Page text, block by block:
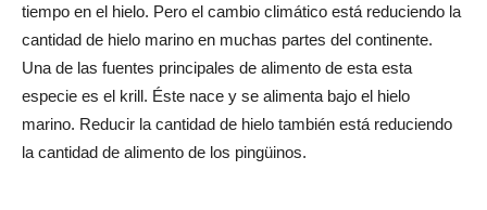
tiempo en el hielo. Pero el cambio climático está reduciendo la
cantidad de hielo marino en muchas partes del continente.
Una de las fuentes principales de alimento de esta esta
especie es el krill. Éste nace y se alimenta bajo el hielo
marino. Reducir la cantidad de hielo también está reduciendo
la cantidad de alimento de los pingüinos.